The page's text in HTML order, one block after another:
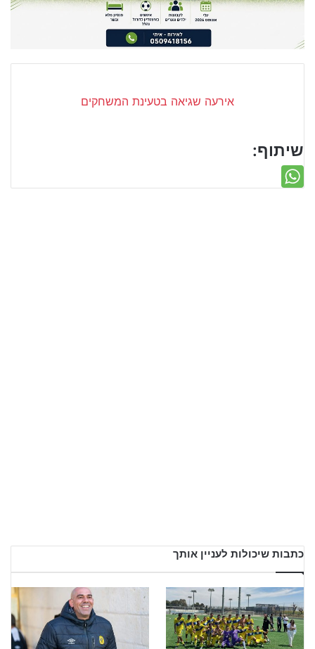
שיתוף:
כתבות שיכולות לעניין אותך